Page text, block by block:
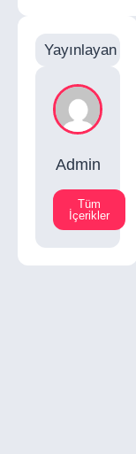
Yayınlayan
Admin
Tüm
İçerikler